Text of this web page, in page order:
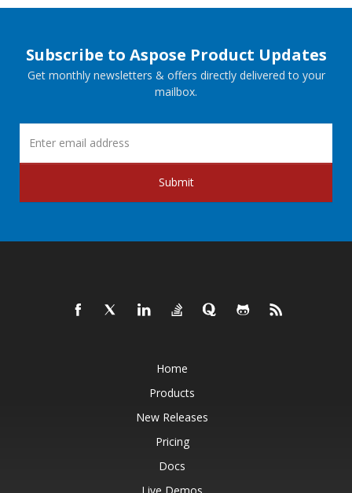
Subscribe to Aspose Product Updates
Get monthly newsletters & offers directly delivered to your
mailbox.
Submit
Home
Products
New Releases
Pricing
Docs